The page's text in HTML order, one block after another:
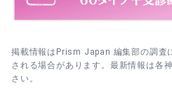
掲載情報はPrism Japan 編集部の調査
される場合があります。最新情報は各
さい。